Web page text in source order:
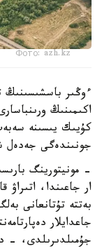
Фото: azh.kz
ءوڭىر باسشىسىنىڭ
اكىمىنىڭ
كۇيىك يىسىنە
جونىندەگى جەدەل
- مونيتورينگ
بەتتە تۇتانعانى
جاعدايلار
جۇمىلدىرىلدى، -